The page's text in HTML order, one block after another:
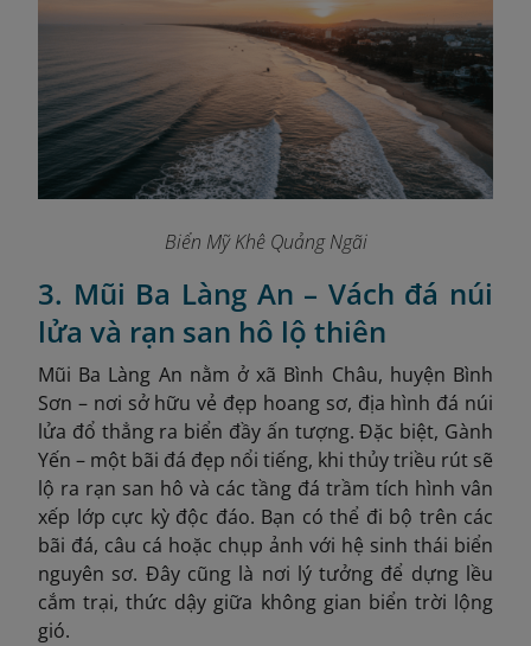
Biển Mỹ Khê Quảng Ngãi
3. Mũi Ba Làng An – Vách đá núi
lửa và rạn san hô lộ thiên
Mũi Ba Làng An nằm ở xã Bình Châu, huyện Bình
Sơn – nơi sở hữu vẻ đẹp hoang sơ, địa hình đá núi
lửa đổ thẳng ra biển đầy ấn tượng. Đặc biệt, Gành
Yến – một bãi đá đẹp nổi tiếng, khi thủy triều rút sẽ
lộ ra rạn san hô và các tầng đá trầm tích hình vân
xếp lớp cực kỳ độc đáo. Bạn có thể đi bộ trên các
bãi đá, câu cá hoặc chụp ảnh với hệ sinh thái biển
nguyên sơ. Đây cũng là nơi lý tưởng để dựng lều
cắm trại, thức dậy giữa không gian biển trời lộng
gió.